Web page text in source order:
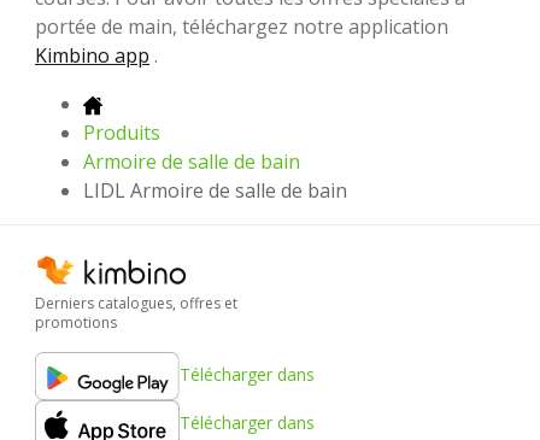
portée de main, téléchargez notre application
Kimbino app .
Produits
Armoire de salle de bain
LIDL Armoire de salle de bain
Derniers catalogues, offres et
promotions
Télécharger dans
Télécharger dans